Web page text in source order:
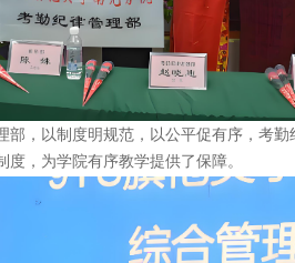
部，以制度明规范，以公平促有序，考
度，为学院有序教学提供了保障。